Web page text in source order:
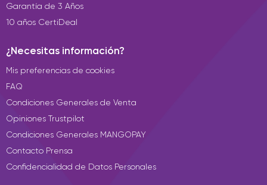
Garantía de 3 Años
10 años CertiDeal
¿Necesitas información?
Mis preferencias de cookies
FAQ
Condiciones Generales de Venta
Opiniones Trustpilot
Condiciones Generales MANGOPAY
Contacto Prensa
Confidencialidad de Datos Personales